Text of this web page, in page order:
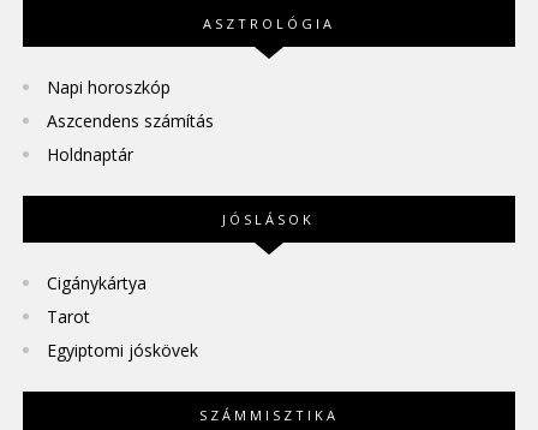
ASZTROLÓGIA
Napi horoszkóp
Aszcendens számítás
Holdnaptár
JÓSLÁSOK
Cigánykártya
Tarot
Egyiptomi jóskövek
SZÁMMISZTIKA